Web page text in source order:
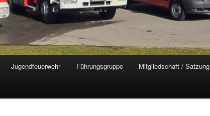
Jugendfeuerwehr Führungsgruppe Mitgliedschaft / Satzung